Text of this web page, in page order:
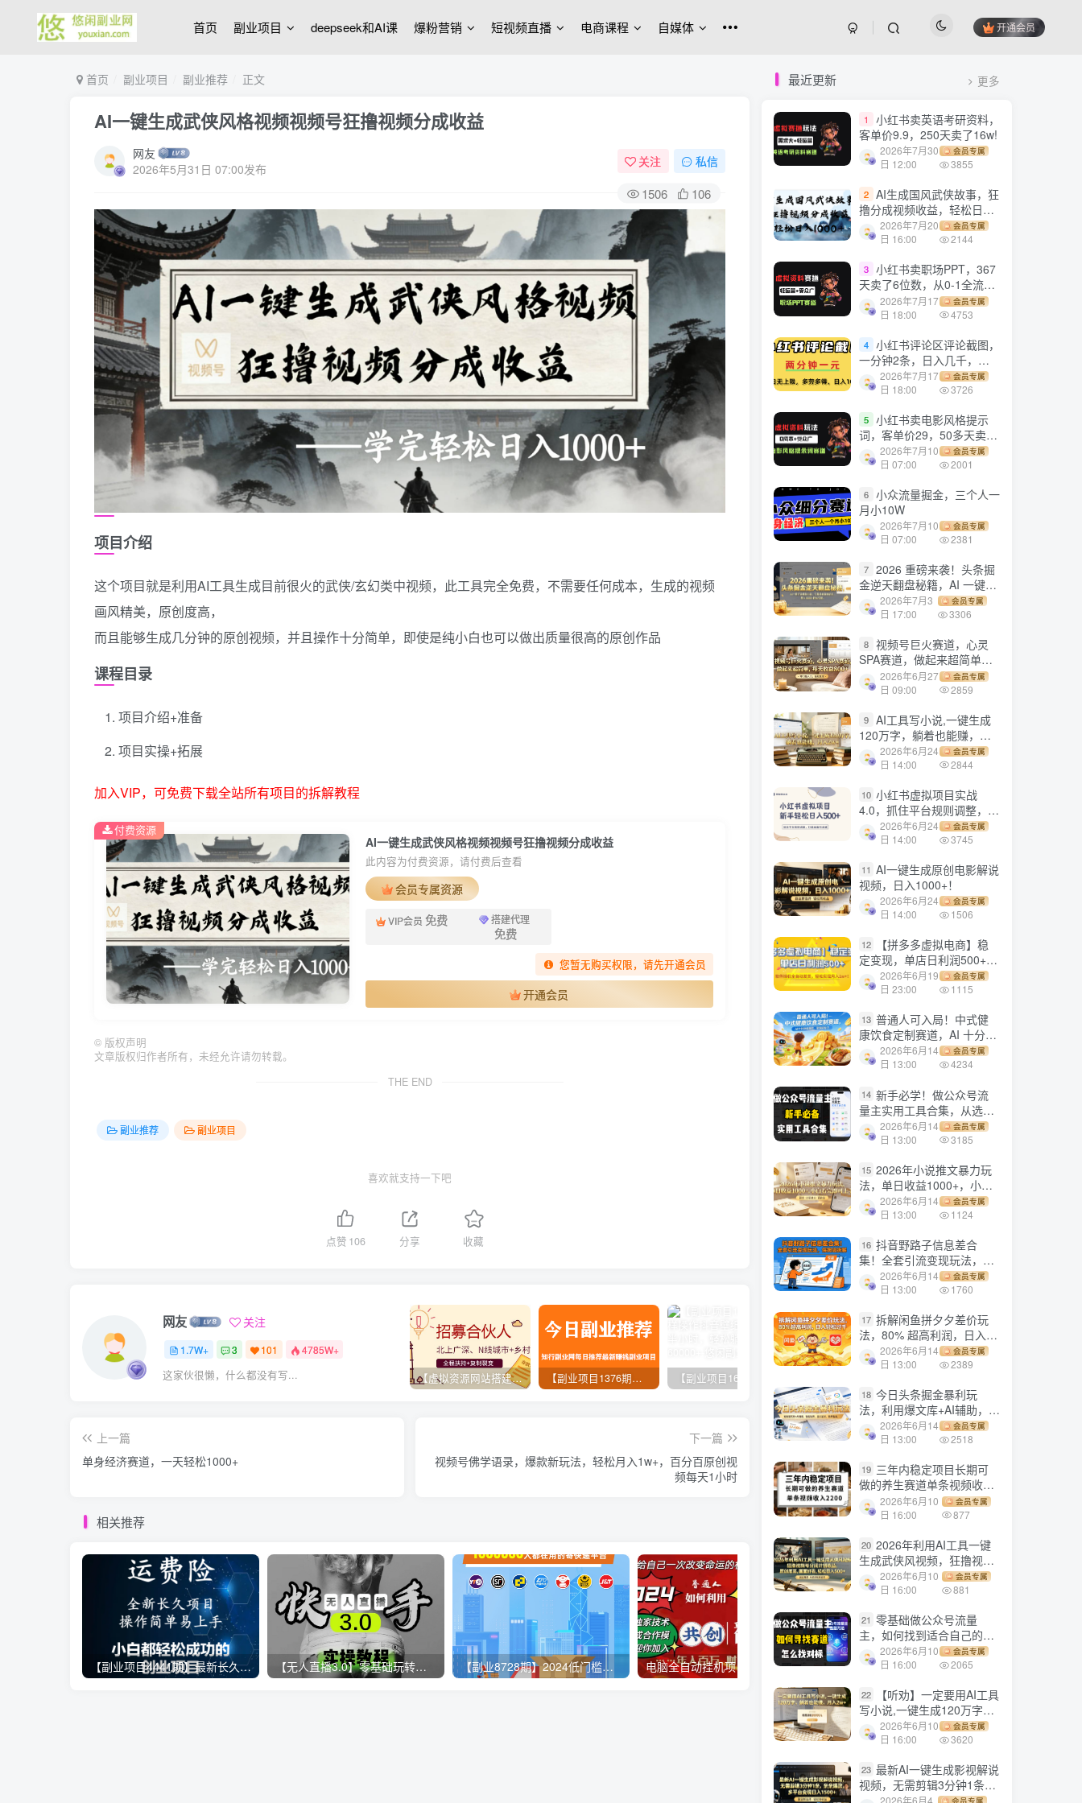
首页 副业项目 deepseek和AI课 爆粉营销 短视频直播 电商课程 自媒体 开通会员
首页 副业项目 副业推荐 正文
AI一键生成武侠风格视频视频号狂撸视频分成收益
网友
2026年5月31日 07:00发布
关注 私信
1506 106
项目介绍
这个项目就是利用AI工具生成目前很火的武侠/玄幻类中视频，此工具完全免费，不需要任何成本，生成的视频
画风精美，原创度高，
而且能够生成几分钟的原创视频，并且操作十分简单，即使是纯小白也可以做出质量很高的原创作品
课程目录
项目介绍+准备
项目实操+拓展
加入VIP，可免费下载全站所有项目的拆解教程
AI一键生成武侠风格视频视频号狂撸视频分成收益
此内容为付费资源，请付费后查看
会员专属资源
VIP会员 免费 搭建代理
免费
您暂无购买权限，请先开通会员
开通会员
付费资源
© 版权声明
文章版权归作者所有，未经允许请勿转载。
THE END
副业推荐 副业项目
喜欢就支持一下吧
点赞 106 分享 收藏
网友 关注
1.7W+ 3 101 4785W+
这家伙很懒，什么都没有写... 【虚拟资源网站搭建服务】加盟本站系统，做一个和本站一样的独立网站，躺赚的项目 【副业项目1376期】龟课最新闲鱼项目玩法实战教程_全新升级月收益几千到几万
上一篇
单身经济赛道，一天轻松1000+
下一篇
视频号佛学语录，爆款新玩法，轻松月入1w+，百分百原创视
频每天1小时
相关推荐
【副业项目4441期】最新长久稳定暴利项目，运费险全新玩法，日赚1000（包含详细教程，全程指导） 【无人直播3.0】零基础玩转男粉快手无人直播日产1000+，稳狠猛，2023男粉落地项目实操教程 【副业8728期】2024低门槛副业风口快递CPS，月收入过万的项目 电脑全自动挂机项目，日入1000+，无需任何费用，合作分成收益对半分
最近更新 更多
1
小红书卖英语考研资料，
客单价9.9，250天卖了16w!
2026年7月30
日 12:00
会员专属
3855
2 AI生成国风武侠故事，狂
撸分成视频收益，轻松日入
1000+【可多平台分发】！
2026年7月20
日 16:00
会员专属
2144
3 小红书卖职场PPT，367
天卖了6位数，从0-1全流程
讲解2026年7月17
日 18:00
会员专属
4753
4 小红书评论区评论截图，
一分钟2条，日入几千，多
劳多得!2026年7月17
日 18:00
会员专属
3726
5 小红书卖电影风格提示
词，客单价29，50多天卖了
790单，小白直接抄作业！
2026年7月10
日 07:00
会员专属
2001
6 小众流量掘金，三个人一
月小10W
2026年7月10
日 07:00
会员专属
2381
7 2026 重磅来袭！头条掘
金逆天翻盘秘籍，AI 一键打
造爆款内容，只需简单复制
粘贴，日入 1000 + 轻松实
2026年7月3
日 17:00
会员专属
3306
8 视频号巨火赛道，心灵
SPA赛道，做起来超简单，
每天收益800+！
2026年6月27
日 09:00
会员专属
2859
9 AI工具写小说,一键生成
120万字，躺着也能赚，月
入2w+！
2026年6月24
日 14:00
会员专属
2844
10 小红书虚拟项目实战
4.0，抓住平台规则调整，单
店日入500+！
2026年6月24
日 14:00
会员专属
3745
11 AI一键生成原创电影解说
视频，日入1000+！
2026年6月24
日 14:00
会员专属
1506
12
【拼多多虚拟电商】稳
定变现，单店日利润500+，
软件挂机全自动发货，轻松
实现月入1w+！
2026年6月19
日 23:00
会员专属
1115
13 普通人可入局！中式健
康饮食定制赛道，AI 十分钟
做爆款，变现超给力
2026年6月14
日 13:00
会员专属
4234
14 新手必学！做公众号流
量主实用工具合集，从选题
到变现，一篇搞定（新手必
备）
2026年6月14
日 13:00
会员专属
3185
15 2026年小说推文暴力玩
法，单日收益1000+，小白
看完即可上手
2026年6月14
日 13:00
会员专属
1124
16 抖音野路子信息差合
集！全套引流变现玩法，保
姆级拆解
2026年6月14
日 13:00
会员专属
1760
17 拆解闲鱼拼夕夕差价玩
法，80% 超高利润，日入轻
松过千2026年6月14
日 13:00
会员专属
2389
18 今日头条掘金暴利玩
法，利用爆文库+AI辅助，轻
松矩阵、当天起号，简单粗
暴，日入1000+
2026年6月14
日 13:00
会员专属
2518
19 三年内稳定项目长期可
做的养生赛道单条视频收入
22002026年6月10
日 16:00
会员专属
877
20 2026年利用AI工具一键
生成武侠风视频，狂撸视频
号分成计划收益，原创度
高，画面好看，轻松日入
2026年6月10
日 16:00
会员专属
881
21 零基础做公众号流量
主，如何找到适合自己的赛
道
2026年6月10
日 16:00
会员专属
2065
22
【听劝】一定要用AI工具
写小说,一键生成120万字，
躺着也能赚，月入2w+
2026年6月10
日 16:00
会员专属
3620
23 最新AI一键生成影视解说
视频，无需剪辑3分钟1条，